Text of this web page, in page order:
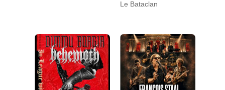
Le Bataclan